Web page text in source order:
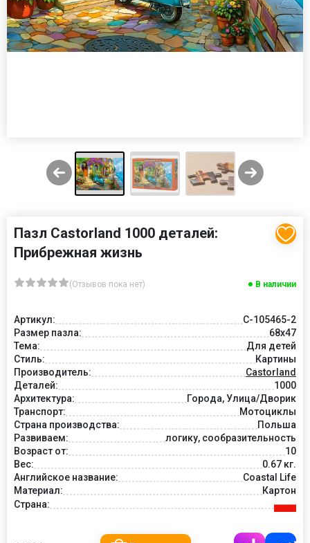
Пазл Castorland 1000 деталей:
Прибрежная жизнь
(Отзывов пока нет) В наличии
Артикул:
C-105465-2
Размер пазла:
68x47
Тема:
Для детей
Стиль:
Картины
Производитель:
Castorland
Деталей:
1000
Архитектура:
Города, Улица/Дворик
Транспорт:
Мотоциклы
Страна производства:
Польша
Развиваем:
логику, сообразительность
Возраст от:
10
Вес:
0.67 кг.
Английское название:
Coastal Life
Материал:
Картон
Страна: